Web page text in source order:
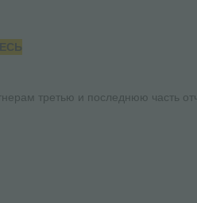
третью и последнюю часть